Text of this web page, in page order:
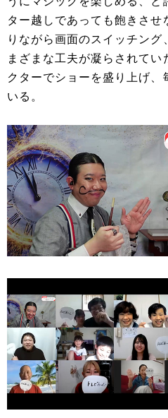
ター越しであっても飽きさ
りながら画面のスイッチング
まざまな工夫が凝らされてい
クターでショーを盛り上げ、
いる。